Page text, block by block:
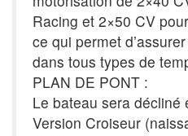
Racing et 2×50 CV
ce qui permet
dans tous types de
PLAN DE PONT :
Le bateau sera décliné
Version Croiseur